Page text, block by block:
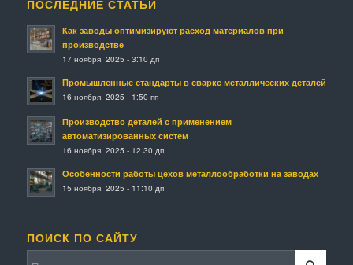
ПОСЛЕДНИЕ СТАТЬИ
Как заводы оптимизируют расход материалов при
производстве
17 ноября, 2025 - 3:10 дп
Промышленные стандарты в сварке металлических деталей
16 ноября, 2025 - 1:50 пп
Производство деталей с применением
автоматизированных систем
16 ноября, 2025 - 12:30 дп
Особенности работы цехов металлообработки на заводах
15 ноября, 2025 - 11:10 дп
ПОИСК ПО САЙТУ